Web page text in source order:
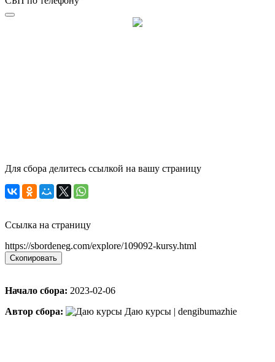
Для сбора делитесь ссылкой на вашу страницу
Ссылка на страницу
https://sbordeneg.com/explore/109092-kursy.html
Скопировать
Начало сбора: 2023-02-06
Автор сбора:
Даю курсы | dengibumazhie